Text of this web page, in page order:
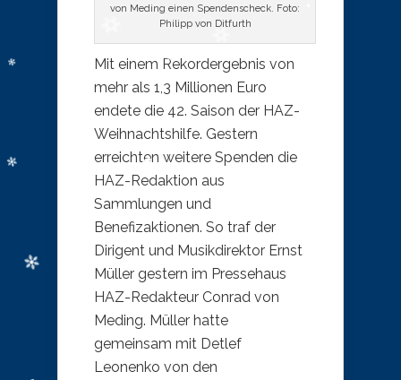
von Meding einen Spendenscheck. Foto:
Philipp von Ditfurth
Mit einem Rekordergebnis von
mehr als 1,3 Millionen Euro
endete die 42. Saison der HAZ-
Weihnachtshilfe. Gestern
erreichten weitere Spenden die
HAZ-Redaktion aus
Sammlungen und
Benefizaktionen. So traf der
Dirigent und Musikdirektor Ernst
Müller gestern im Pressehaus
HAZ-Redakteur Conrad von
Meding. Müller hatte
gemeinsam mit Detlef
Leonenko von den